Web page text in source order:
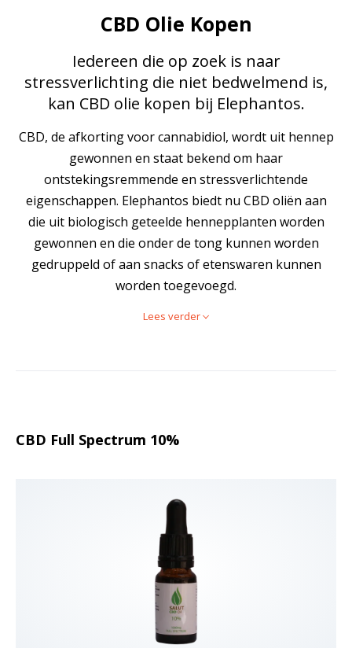
CBD Olie Kopen
Iedereen die op zoek is naar
stressverlichting die niet bedwelmend is,
kan CBD olie kopen bij Elephantos.
CBD, de afkorting voor cannabidiol, wordt uit hennep
gewonnen en staat bekend om haar
ontstekingsremmende en stressverlichtende
eigenschappen. Elephantos biedt nu CBD oliën aan
die uit biologisch geteelde hennepplanten worden
gewonnen en die onder de tong kunnen worden
gedruppeld of aan snacks of etenswaren kunnen
worden toegevoegd.
Lees verder
CBD Full Spectrum 10%